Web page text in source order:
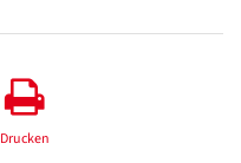
Drucken